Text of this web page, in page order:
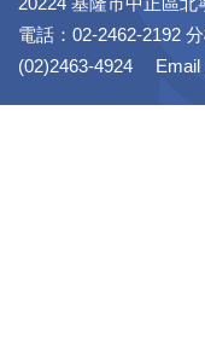
電話：02-2462-2192
(02)2463-4924 Email